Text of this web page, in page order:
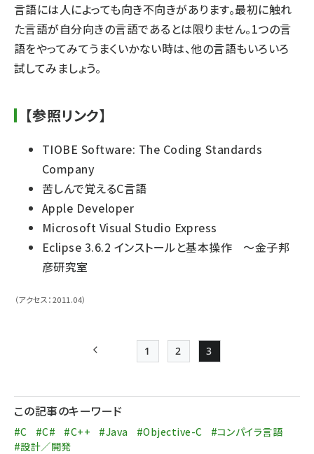
言語には人によっても向き不向きがあります。最初に触れ
た言語が自分向きの言語であるとは限りません。1つの言
語をやってみてうまくいかない時は、他の言語もいろいろ
試してみましょう。
【参照リンク】
TIOBE Software: The Coding Standards
Company
苦しんで覚えるC言語
Apple Developer
Microsoft Visual Studio Express
Eclipse 3.6.2 インストールと基本操作 ～金子邦
彦研究室
（アクセス：2011.04）
送
前ページ Page
1
Page
2
Page
3
この記事のキーワード
#C #C# #C++ #Java #Objective-C
#コンパイラ言語
#設計／開発